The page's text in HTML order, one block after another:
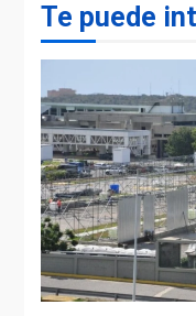
Te puede